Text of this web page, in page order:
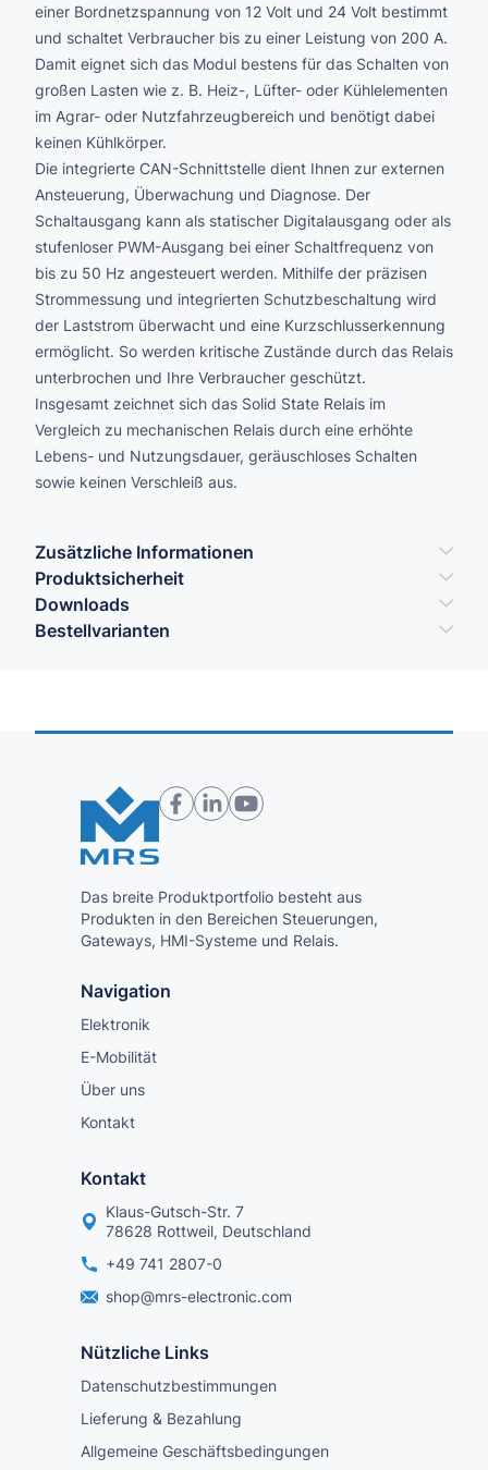
einer Bordnetzspannung von 12 Volt und 24 Volt bestimmt
und schaltet Verbraucher bis zu einer Leistung von 200 A.
Damit eignet sich das Modul bestens für das Schalten von
großen Lasten wie z. B. Heiz-, Lüfter- oder Kühlelementen
im Agrar- oder Nutzfahrzeugbereich und benötigt dabei
keinen Kühlkörper.
Die integrierte CAN-Schnittstelle dient Ihnen zur externen
Ansteuerung, Überwachung und Diagnose. Der
Schaltausgang kann als statischer Digitalausgang oder als
stufenloser PWM-Ausgang bei einer Schaltfrequenz von
bis zu 50 Hz angesteuert werden. Mithilfe der präzisen
Strommessung und integrierten Schutzbeschaltung wird
der Laststrom überwacht und eine Kurzschlusserkennung
ermöglicht. So werden kritische Zustände durch das Relais
unterbrochen und Ihre Verbraucher geschützt.
Insgesamt zeichnet sich das Solid State Relais im
Vergleich zu mechanischen Relais durch eine erhöhte
Lebens- und Nutzungsdauer, geräuschloses Schalten
sowie keinen Verschleiß aus.
Zusätzliche Informationen
Produktsicherheit
Downloads
Bestellvarianten
Das breite Produktportfolio besteht aus
Produkten in den Bereichen Steuerungen,
Gateways, HMI-Systeme und Relais.
Navigation
Elektronik
E-Mobilität
Über uns
Kontakt
Kontakt
Klaus-Gutsch-Str. 7
78628 Rottweil, Deutschland
+49 741 2807-0
shop@mrs-electronic.com
Nützliche Links
Datenschutzbestimmungen
Lieferung & Bezahlung
Allgemeine Geschäftsbedingungen